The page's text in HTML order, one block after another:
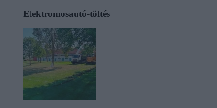
Elektromosautó-töltés